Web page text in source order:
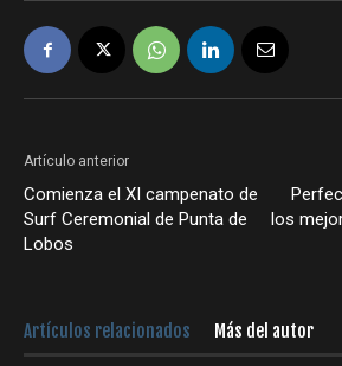
Artículo anterior
Comienza el XI campenato de
Surf Ceremonial de Punta de
Lobos
los
Artículos relacionados Más del autor